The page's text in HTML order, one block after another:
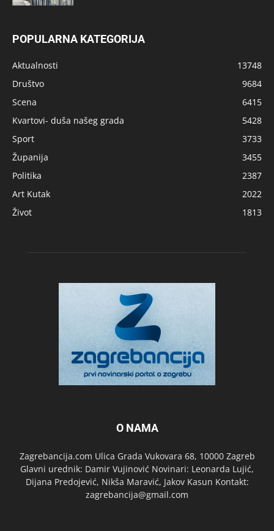
POPULARNA KATEGORIJA
Aktualnosti
13748
Društvo
9684
Scena
6415
Kvartovi- duša našeg grada
5428
Sport
3733
Županija
3455
Politika
2387
Art Kutak
2022
Život
1813
O NAMA
Zagrebancija.com Ulica Grada Vukovara 68, 10000 Zagreb
Glavni urednik: Damir Vujinović Novinari: Leonarda Lujić,
Dijana Predojević, Nikša Maravić, Jakov Kasun Kontakt:
zagrebancija@gmail.com